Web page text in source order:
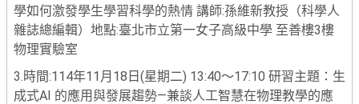
學如何激發學生學習科學的熱情 講師:孫維新教授（科學人
雜誌總編輯）地點:臺北市立第一女子高級中學 至善樓3樓
物理實驗室
3.時間:114年11月18日(星期二) 13:40～17:10 研習主題：生
成式AI 的應用與發展趨勢—兼談人工智慧在物理教學的應